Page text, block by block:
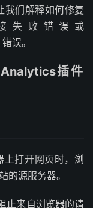
我们解释如何修复
失败错误或
误。
插件
打开网页时，浏
的源服务器。
止来自浏览器的请